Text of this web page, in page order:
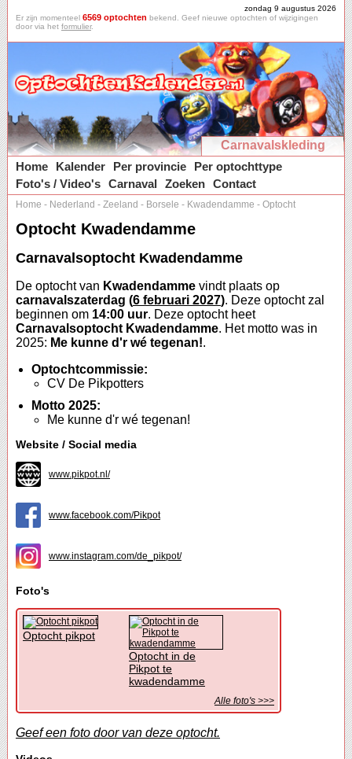
zondag 9 augustus 2026
Er zijn momenteel 6569 optochten bekend. Geef nieuwe optochten of wijzigingen
door via het formulier.
Carnavalskleding
Home
Kalender Per provincie
Per optochttype
Foto's / Video's Carnaval Zoeken Contact
Home - Nederland - Zeeland - Borsele - Kwadendamme - Optocht
Optocht Kwadendamme
Carnavalsoptocht Kwadendamme
De optocht van Kwadendamme vindt plaats op
carnavalszaterdag (6 februari 2027). Deze optocht zal
beginnen om 14:00 uur. Deze optocht heet
Carnavalsoptocht Kwadendamme. Het motto was in
2025: Me kunne d'r wé tegenan!.
Optochtcommissie:
CV De Pikpotters
Motto 2025:
Me kunne d'r wé tegenan!
Website / Social media
www.pikpot.nl/
www.facebook.com/Pikpot
www.instagram.com/de_pikpot/
Foto's
Optocht pikpot
Optocht in de
Pikpot te
kwadendamme
Alle foto's >>>
Geef een foto door van deze optocht.